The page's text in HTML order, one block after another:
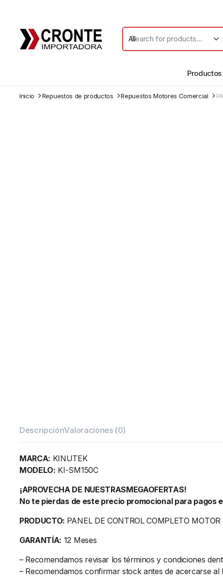
Productos
Inicio Repuestos de productos Repuestos Motores Comercial
DescripciónValoraciones (0)
MARCA: KINUTEK
MODELO: KI-SM150C
¡APROVECHA DE NUESTRASMEGAOFERTAS!
No te pierdas de este precio promocional para
PRODUCTO: PANEL DE CONTROL COMPLETO
GARANTÍA: 12 Meses
– Recomendamos revisar los términos y condiciones
– Recomendamos confirmar stock antes de acercarse